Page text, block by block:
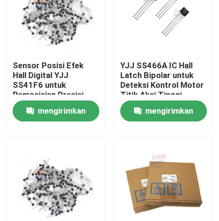
Rumah
Pertunjukan VR
Tentang Kami
Sensor Posisi Efek
Hall Digital YJJ
SS41F6 untuk
Pemosisian Presisi
mengirimkan
YJJ SS466A IC Hall
Latch Bipolar untuk
Deteksi Kontrol Motor
Titik Aksi Tinggi
Rentang Penginderaan
Output Analog 60 G
hingga 200 G
mengirimkan